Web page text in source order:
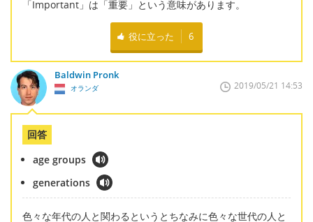
「Important」は「重要」という意味があります。
役に立った 6
Baldwin Pronk
オランダ 2019/05/21 14:53
回答
age groups
generations
色々な年代の人と関わるというとちなみに色々な世代の人と